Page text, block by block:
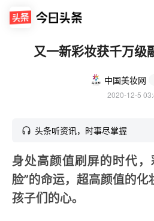
又一新彩妆获千万级
中国美妆网
2020-12-5
头条听资讯，时事尽掌握
身处高颜值刷屏的时代
脸”的命运，超高颜值的
孩子们的心。